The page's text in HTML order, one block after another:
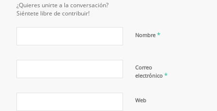
¿Quieres unirte a la conversación?
Siéntete libre de contribuir!
Nombre *
Correo
electrónico *
Web